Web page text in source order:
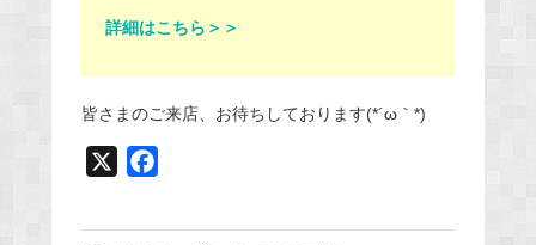
詳細はこちら＞＞
皆さまのご来店、お待ちしております(*´ω｀*)